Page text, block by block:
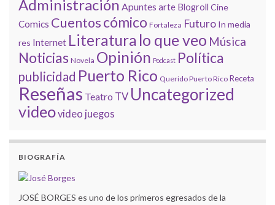
Administración Apuntes arte Blogroll Cine
Comics Cuentoscómico Fortaleza Futuro In media
res Internet Literatura lo que veo Música
Noticias Novela Opinión Podcast Política
publicidad Puerto Rico Querido Puerto Rico Receta
Reseñas Teatro TV Uncategorized
videovideo juegos
BIOGRAFÍA
JOSÉ BORGES es uno de los primeros egresados de la